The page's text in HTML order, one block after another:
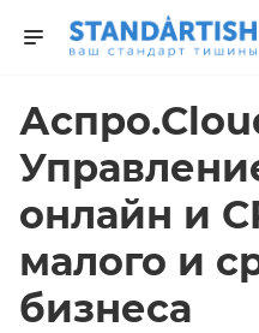
онлайн и
малого и
бизнеса